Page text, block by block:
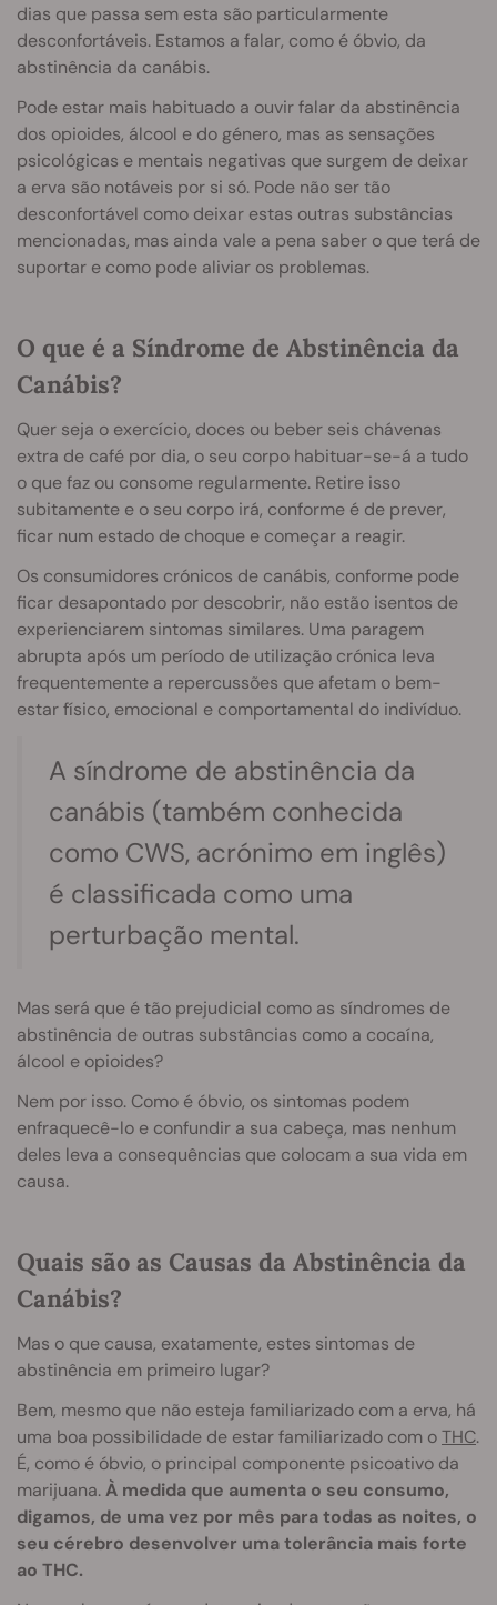
dias que passa sem esta são particularmente
desconfortáveis. Estamos a falar, como é óbvio, da
abstinência da canábis.
Pode estar mais habituado a ouvir falar da abstinência
dos opioides, álcool e do género, mas as sensações
psicológicas e mentais negativas que surgem de deixar
a erva são notáveis por si só. Pode não ser tão
desconfortável como deixar estas outras substâncias
mencionadas, mas ainda vale a pena saber o que terá de
suportar e como pode aliviar os problemas.
O que é a Síndrome de Abstinência da
Canábis?
Quer seja o exercício, doces ou beber seis chávenas
extra de café por dia, o seu corpo habituar-se-á a tudo
o que faz ou consome regularmente. Retire isso
subitamente e o seu corpo irá, conforme é de prever,
ficar num estado de choque e começar a reagir.
Os consumidores crónicos de canábis, conforme pode
ficar desapontado por descobrir, não estão isentos de
experienciarem sintomas similares. Uma paragem
abrupta após um período de utilização crónica leva
frequentemente a repercussões que afetam o bem-
estar físico, emocional e comportamental do indivíduo.
A síndrome de abstinência da
canábis (também conhecida
como CWS, acrónimo em inglês)
é classificada como uma
perturbação mental.
Mas será que é tão prejudicial como as síndromes de
abstinência de outras substâncias como a cocaína,
álcool e opioides?
Nem por isso. Como é óbvio, os sintomas podem
enfraquecê-lo e confundir a sua cabeça, mas nenhum
deles leva a consequências que colocam a sua vida em
causa.
Quais são as Causas da Abstinência da
Canábis?
Mas o que causa, exatamente, estes sintomas de
abstinência em primeiro lugar?
Bem, mesmo que não esteja familiarizado com a erva, há
uma boa possibilidade de estar familiarizado com oTHC.
É, como é óbvio, o principal componente psicoativo da
marijuana.À medida que aumenta o seu consumo,
digamos, de uma vez por mês para todas as noites, o
seu cérebro desenvolver uma tolerância mais forte
ao THC.